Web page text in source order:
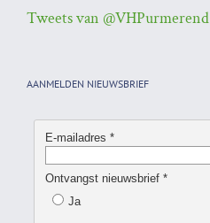
Tweets van @VHPurmerend
AANMELDEN NIEUWSBRIEF